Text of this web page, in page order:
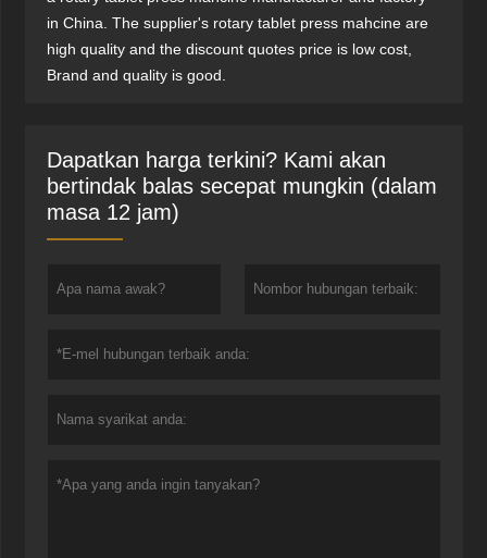
in China. The supplier's rotary tablet press mahcine are
high quality and the discount quotes price is low cost,
Brand and quality is good.
Dapatkan harga terkini? Kami akan
bertindak balas secepat mungkin (dalam
masa 12 jam)